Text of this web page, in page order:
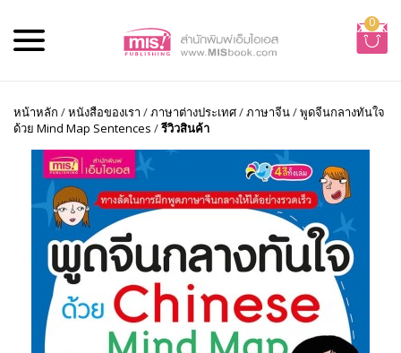
0
หน้าหลัก /หนังสือของเรา /ภาษาต่างประเทศ/ภาษาจีน/พูดจีนกลางทันใจ
ด้วย Mind Map Sentences /รีวิวสินค้า